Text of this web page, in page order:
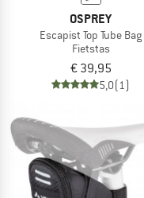
OSPREY
Escapist Top Tube Bag
Fietstas
€ 39,95
5,0(1)